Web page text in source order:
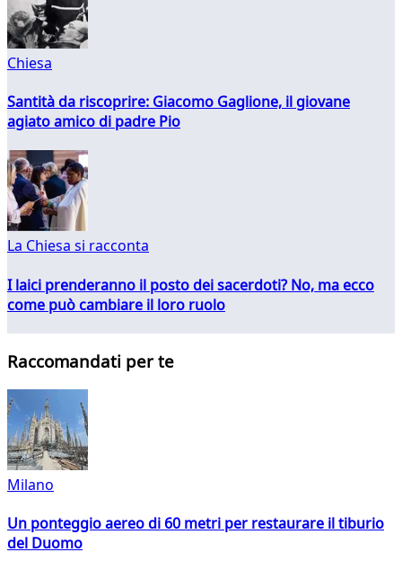
Chiesa
Santità da riscoprire: Giacomo Gaglione, il giovane
agiato amico di padre Pio
La Chiesa si racconta
I laici prenderanno il posto dei sacerdoti? No, ma ecco
come può cambiare il loro ruolo
Raccomandati per te
Milano
Un ponteggio aereo di 60 metri per restaurare il tiburio
del Duomo